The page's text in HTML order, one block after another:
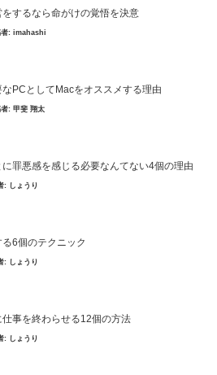
するなら命がけの覚悟を決意
者: imahashi
なPCとしてMacをオススメする理由
者: 甲斐 翔太
罪悪感を感じる必要なんてない4個の理由
: しょうり
6個のテクニック
: しょうり
事を終わらせる12個の方法
: しょうり